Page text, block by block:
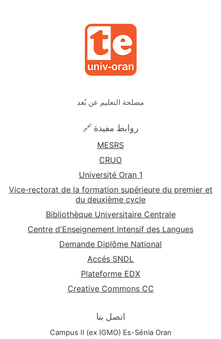
مصلحة التعليم عن بُعد
🔗 روابط مفيدة
MESRS
CRUO
Université Oran 1
Vice-rectorat de la formation supérieure du premier et
du deuxième cycle
Bibliothèque Universitaire Centrale
Centre d'Enseignement Intensif des Langues
Demande Diplôme National
Accés SNDL
Plateforme EDX
Creative Commons CC
اتصل بنا
Campus II (ex IGMO) Es-Sénia Oran